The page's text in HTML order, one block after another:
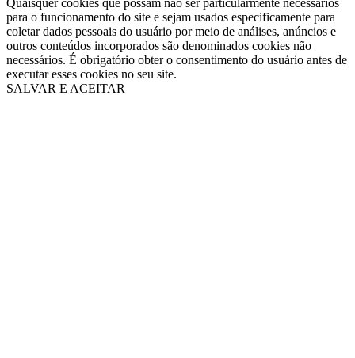
Quaisquer cookies que possam não ser particularmente necessários
para o funcionamento do site e sejam usados especificamente para
coletar dados pessoais do usuário por meio de análises, anúncios e
outros conteúdos incorporados são denominados cookies não
necessários. É obrigatório obter o consentimento do usuário antes de
executar esses cookies no seu site.
SALVAR E ACEITAR